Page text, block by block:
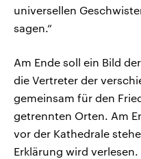
universellen
sagen.“
Am Ende soll ein Bild
die Vertreter der
gemeinsam für den
getrennten Orten. Am
vor der Kathedrale
Erklärung wird